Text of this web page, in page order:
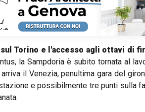
Torino e l'accesso agli ottavi di
la Sampdoria è subito tornata al
il Venezia, penultima gara del
e possibilmente tre punti sulla